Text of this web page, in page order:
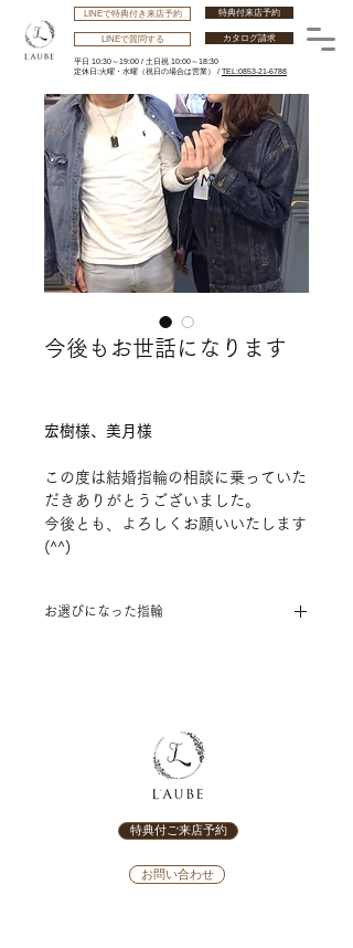
特典付来店予約
LINEで特典付き来店予約
カタログ請求
平日 10:30～19:00 / 土日祝 10:00～18:30
​定休日:火曜・水曜 （祝日の場合は営業） / TEL:0853-21-6788
LINEで質問する
今後もお世話になります
宏樹様、美月様
この度は結婚指輪の相談に乗っていた
だきありがとうございました。
今後とも、よろしくお願いいたします
(^^)
お選びになった指輪
特典付ご来店予約
お問い合わせ